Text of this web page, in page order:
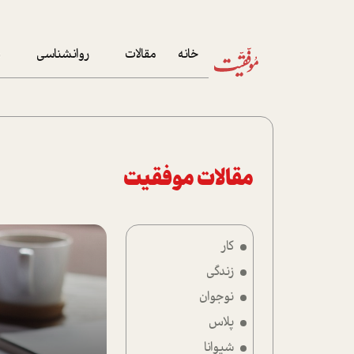
خانه مقالات
پرونده ویژه
روانشناسی
مقالات موفقیت
کار
زندگی
نوجوان
پلاس
شیوانا